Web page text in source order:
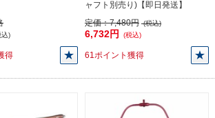
込)
得
ャフト別売り)【即日発送】
定価：7,480円 (税込)
6,732円 (税込)
61ポイント獲得